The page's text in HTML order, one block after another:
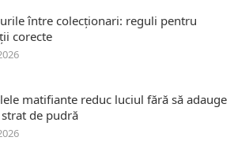
între colecționari: reguli pentru
corecte
matifiante reduc luciul fără să adauge
de pudră